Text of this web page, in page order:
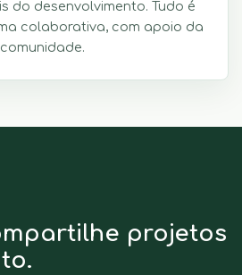
do desenvolvimento. Tudo é
colaborativa, com apoio da
comunidade.
projetos